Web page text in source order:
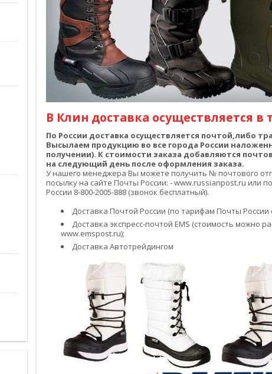
В Клин доставка осуществляется в
По России доставка осуществляется почтой,либо
Высылаем продукцию во все города России
получении). К стоимости заказа добавляются
на следующий день после оформления заказа.
У нашего менеджера Вы можете получить № почтового
посылку на сайте Почты России: - www.russianpost.ru или
России 8-800-2005-888 (звонок бесплатный).
Доставка Почтой России (по тарифам Почты России
Доставка экспресс-почтой EMS (стоимость можно
www.emspost.ru);
Доставка Автотрейдингом